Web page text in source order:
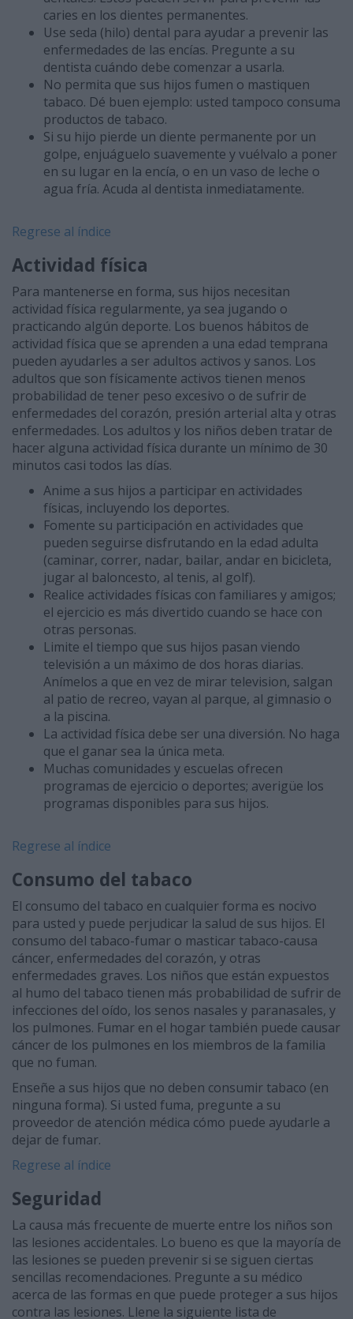
caries en los dientes permanentes.
Use seda (hilo) dental para ayudar a prevenir las
enfermedades de las encías. Pregunte a su
dentista cuándo debe comenzar a usarla.
No permita que sus hijos fumen o mastiquen
tabaco. Dé buen ejemplo: usted tampoco consuma
productos de tabaco.
Si su hijo pierde un diente permanente por un
golpe, enjuáguelo suavemente y vuélvalo a poner
en su lugar en la encía, o en un vaso de leche o
agua fría. Acuda al dentista inmediatamente.
Regrese al índice
Actividad física
Para mantenerse en forma, sus hijos necesitan
actividad física regularmente, ya sea jugando o
practicando algún deporte. Los buenos hábitos de
actividad física que se aprenden a una edad temprana
pueden ayudarles a ser adultos activos y sanos. Los
adultos que son físicamente activos tienen menos
probabilidad de tener peso excesivo o de sufrir de
enfermedades del corazón, presión arterial alta y otras
enfermedades. Los adultos y los niños deben tratar de
hacer alguna actividad física durante un mínimo de 30
minutos casi todos las días.
Anime a sus hijos a participar en actividades
físicas, incluyendo los deportes.
Fomente su participación en actividades que
pueden seguirse disfrutando en la edad adulta
(caminar, correr, nadar, bailar, andar en bicicleta,
jugar al baloncesto, al tenis, al golf).
Realice actividades físicas con familiares y amigos;
el ejercicio es más divertido cuando se hace con
otras personas.
Limite el tiempo que sus hijos pasan viendo
televisión a un máximo de dos horas diarias.
Anímelos a que en vez de mirar television, salgan
al patio de recreo, vayan al parque, al gimnasio o
a la piscina.
La actividad física debe ser una diversión. No haga
que el ganar sea la única meta.
Muchas comunidades y escuelas ofrecen
programas de ejercicio o deportes; averigüe los
programas disponibles para sus hijos.
Regrese al índice
Consumo del tabaco
El consumo del tabaco en cualquier forma es nocivo
para usted y puede perjudicar la salud de sus hijos. El
consumo del tabaco-fumar o masticar tabaco-causa
cáncer, enfermedades del corazón, y otras
enfermedades graves. Los niños que están expuestos
al humo del tabaco tienen más probabilidad de sufrir de
infecciones del oído, los senos nasales y paranasales, y
los pulmones. Fumar en el hogar también puede causar
cáncer de los pulmones en los miembros de la familia
que no fuman.
Enseñe a sus hijos que no deben consumir tabaco (en
ninguna forma). Si usted fuma, pregunte a su
proveedor de atención médica cómo puede ayudarle a
dejar de fumar.
Regrese al índice
Seguridad
La causa más frecuente de muerte entre los niños son
las lesiones accidentales. Lo bueno es que la mayoría de
las lesiones se pueden prevenir si se siguen ciertas
sencillas recomendaciones. Pregunte a su médico
acerca de las formas en que puede proteger a sus hijos
contra las lesiones. Llene la siguiente lista de